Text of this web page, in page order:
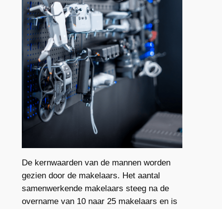
De kernwaarden van de mannen worden
gezien door de makelaars. Het aantal
samenwerkende makelaars steeg na de
overname van 10 naar 25 makelaars en is